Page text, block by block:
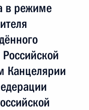
в режиме
Канцелярии